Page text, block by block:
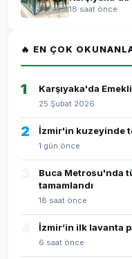
18 saat önce
🔥 EN ÇOK
1 Karşıyaka'da Emekli
25 Şubat 2026
2 İzmir'in kuzeyinde
1 gün önce
Buca Metrosu'nda
tamamlandı
18 saat önce
İzmir’in ilk lavanta
6 saat önce